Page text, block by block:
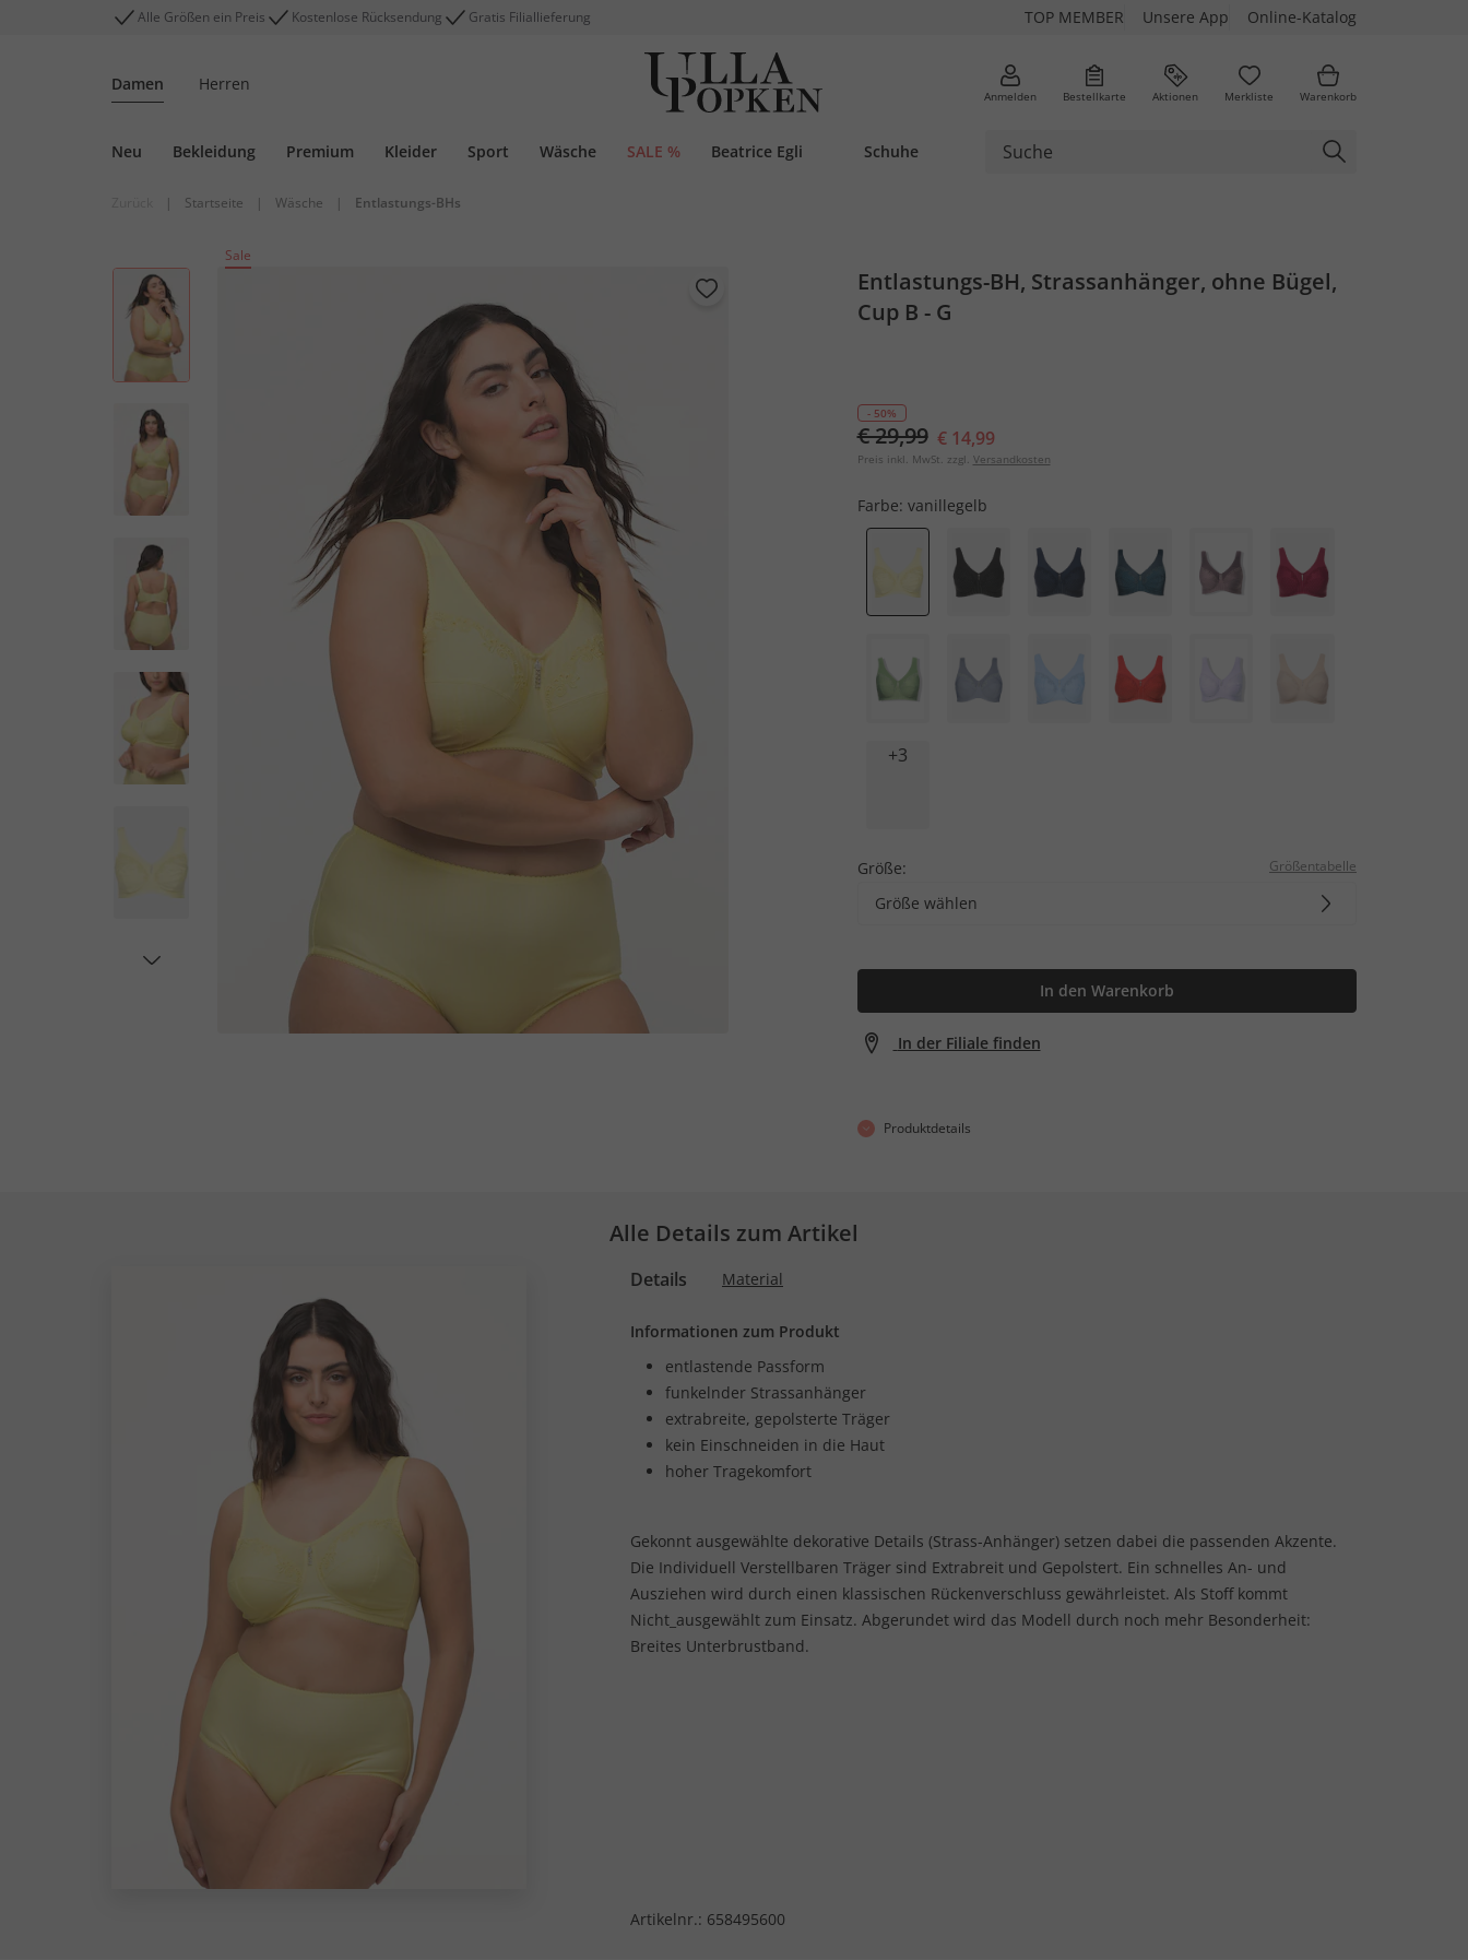
Alle Größen ein Preis Kostenlose Rücksendung Gratis Filiallieferung TOP MEMBER Unsere App Online-Katalog
Damen Herren
Anmelden Bestellkarte Aktionen Merkliste Warenkorb
Neu Bekleidung Premium Kleider Sport Wäsche SALE % Beatrice Egli Schuhe
| Startseite | Wäsche | Entlastungs-BHs
Sale
Entlastungs-BH, Strassanhänger, ohne Bügel,
Cup B - G
- 50%
€ 29,99 € 14,99
Preis inkl. MwSt. zzgl. Versandkosten
Farbe: vanillegelb
+3
Größe: Größentabelle
Größe wählen
In den Warenkorb
In der Filiale finden
Produktdetails
Alle Details zum Artikel
Details Material
Informationen zum Produkt
entlastende Passform
funkelnder Strassanhänger
extrabreite, gepolsterte Träger
kein Einschneiden in die Haut
hoher Tragekomfort
Gekonnt ausgewählte dekorative Details (Strass-Anhänger) setzen dabei die passenden Akzente.
Die Individuell Verstellbaren Träger sind Extrabreit und Gepolstert. Ein schnelles An- und
Ausziehen wird durch einen klassischen Rückenverschluss gewährleistet. Als Stoff kommt
Nicht_ausgewählt zum Einsatz. Abgerundet wird das Modell durch noch mehr Besonderheit:
Breites Unterbrustband.
Artikelnr.: 658495600